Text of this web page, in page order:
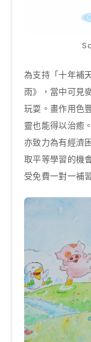
為支持「十年補
雨》，當中可見
玩耍。畫作用色
靈也能得以治癒
亦致力為有經濟
取平等學習的機
受免費一對一補